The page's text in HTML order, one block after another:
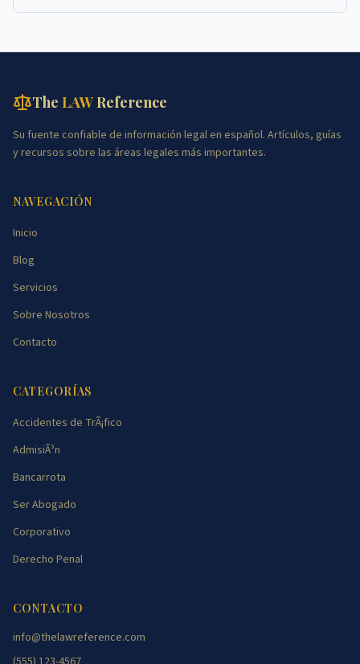
The LAWReference
Su fuente confiable de información legal en español. Artículos, guías
y recursos sobre las áreas legales más importantes.
NAVEGACIÓN
Inicio
Blog
Servicios
Sobre Nosotros
Contacto
CATEGORÍAS
Accidentes de TrÃ¡fico
AdmisiÃ³n
Bancarrota
Ser Abogado
Corporativo
Derecho Penal
CONTACTO
info@thelawreference.com